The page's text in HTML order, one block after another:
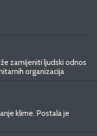
zamijeniti ljudski odnos
organizacija
klime. Postala je